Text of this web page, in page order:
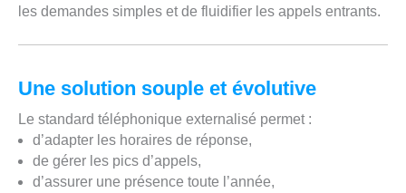
les demandes simples et de fluidifier les appels entrants.
Une solution souple et évolutive
Le standard téléphonique externalisé permet :
d’adapter les horaires de réponse,
de gérer les pics d’appels,
d’assurer une présence toute l’année,